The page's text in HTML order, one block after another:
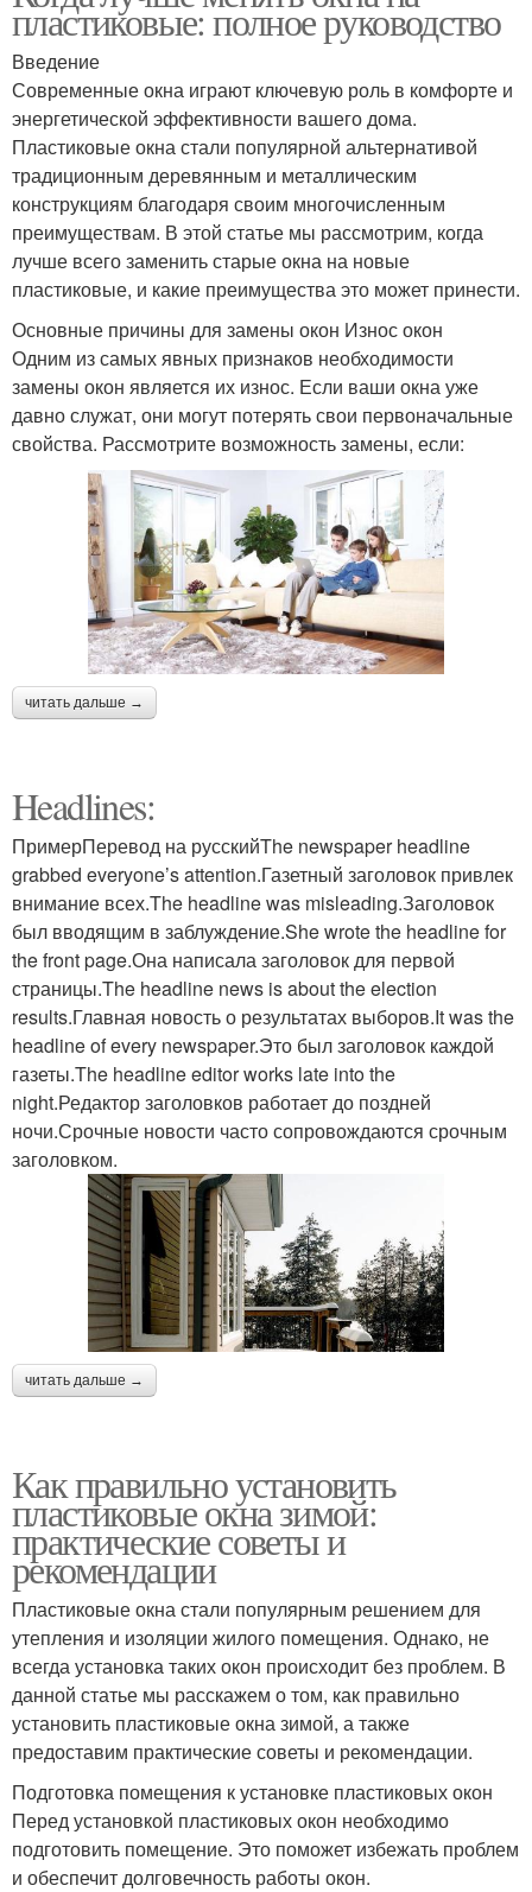
пластиковые: полное руководство
Введение
Современные окна играют ключевую роль в комфорте и
энергетической эффективности вашего дома.
Пластиковые окна стали популярной альтернативой
традиционным деревянным и металлическим
конструкциям благодаря своим многочисленным
преимуществам. В этой статье мы рассмотрим, когда
лучше всего заменить старые окна на новые
пластиковые, и какие преимущества это может принести.
Основные причины для замены окон Износ окон
Одним из самых явных признаков необходимости
замены окон является их износ. Если ваши окна уже
давно служат, они могут потерять свои первоначальные
свойства. Рассмотрите возможность замены, если:
читать дальше →
Headlines:
ПримерПеревод на русскийThe newspaper headline
grabbed everyone’s attention.Газетный заголовок привлек
внимание всех.The headline was misleading.Заголовок
был вводящим в заблуждение.She wrote the headline for
the front page.Она написала заголовок для первой
страницы.The headline news is about the election
results.Главная новость о результатах выборов.It was the
headline of every newspaper.Это был заголовок каждой
газеты.The headline editor works late into the
night.Редактор заголовков работает до поздней
ночи.Срочные новости часто сопровождаются срочным
заголовком.
читать дальше →
Как правильно установить
пластиковые окна зимой:
практические советы и
рекомендации
Пластиковые окна стали популярным решением для
утепления и изоляции жилого помещения. Однако, не
всегда установка таких окон происходит без проблем. В
данной статье мы расскажем о том, как правильно
установить пластиковые окна зимой, а также
предоставим практические советы и рекомендации.
Подготовка помещения к установке пластиковых окон
Перед установкой пластиковых окон необходимо
подготовить помещение. Это поможет избежать проблем
и обеспечит долговечность работы окон.